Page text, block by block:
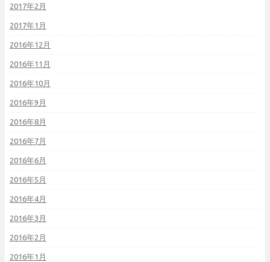
2017年2月
2017年1月
2016年12月
2016年11月
2016年10月
2016年9月
2016年8月
2016年7月
2016年6月
2016年5月
2016年4月
2016年3月
2016年2月
2016年1月